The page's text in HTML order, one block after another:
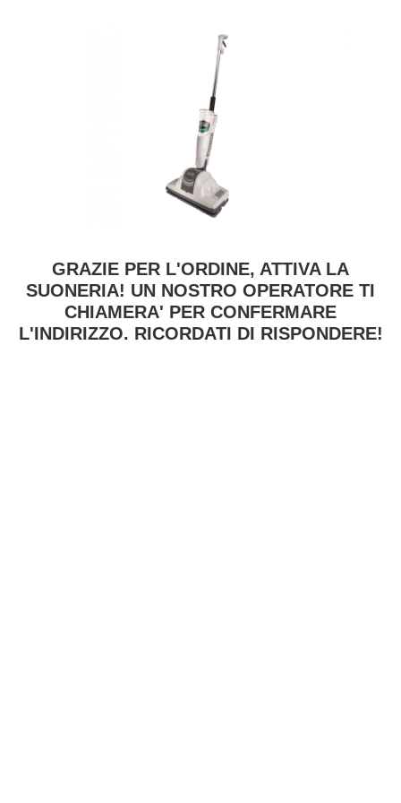
GRAZIE PER L'ORDINE, ATTIVA LA
SUONERIA! UN NOSTRO OPERATORE TI
CHIAMERA' PER CONFERMARE
L'INDIRIZZO. RICORDATI DI RISPONDERE!